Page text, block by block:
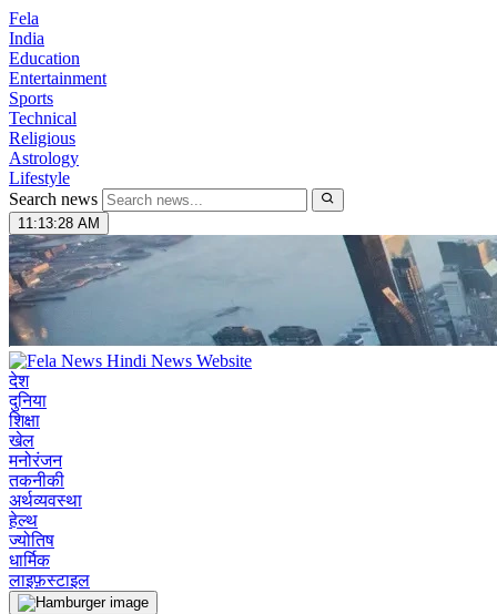
Fela
India
Education
Entertainment
Sports
Technical
Religious
Astrology
Lifestyle
Search news
11:13:29 AM
देश
दुनिया
शिक्षा
खेल
मनोरंजन
तकनीकी
अर्थव्यवस्था
हेल्थ
ज्योतिष
धार्मिक
लाइफ़स्टाइल